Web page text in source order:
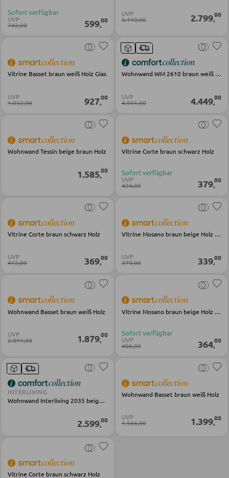
Garderobenbänke
Garderobenserien
Schlüsselboards und Kästen
Schirmständer
Schuhschränke
Schuhkipper
Schuhregale
KINDERMÖBEL
Kinderbetten
Kinderregale
Kinderschreibtische
Kinderzimmerleuchten
Kinderkommoden
Sonstige Kindermöbel
JUGENDZIMMER
Komplette Kinder- und Jugendzimmer
SCHREIBTISCHE
Sofort verfügbar
UVP
742,00 599,00
UVP
3.110,00 2.799,00
Vitrine Basset braun weiß Holz Glas
UVP
1.032,00 927,00
Wohnwand WM 2610 braun weiß Holz
UVP
4.951,00 4.449,00
Wohnwand Tessin beige braun Holz
1.585,00
Vitrine Corte braun schwarz Holz
Sofort verfügbar
UVP
424,00 379,00
Vitrine Corte braun schwarz Holz
UVP
412,00 369,00
Vitrine Mosano braun beige Holz Glas
UVP
379,00 339,00
Wohnwand Basset braun weiß Holz
UVP
2.091,00 1.879,00
Vitrine Mosano braun beige Holz Glas
Sofort verfügbar
UVP
406,00 364,00
INTERLIVING
Wohnwand Interliving 2035 beige braun Holz
2.599,00
Wohnwand Basset braun weiß Holz
UVP
1.566,00 1.399,00
Vitrine Corte braun schwarz Holz